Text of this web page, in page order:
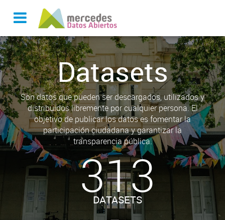
Datasets
Son datos que pueden ser descargados, utilizados y
distribuidos libremente por cualquier persona. El
objetivo de publicar los datos es fomentar la
participación ciudadana y garantizar la
transparencia pública.
313
DATASETS